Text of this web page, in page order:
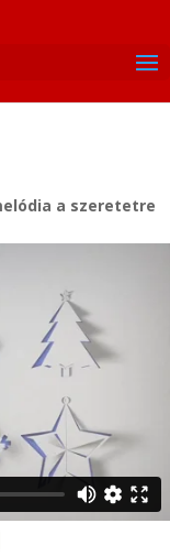
a szeretetre